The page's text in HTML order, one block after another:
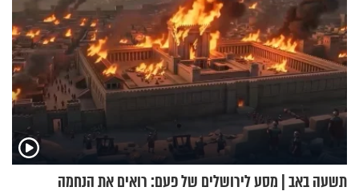
תשעה באב | מסע לירושלים של פעם: רואים את הנחמה